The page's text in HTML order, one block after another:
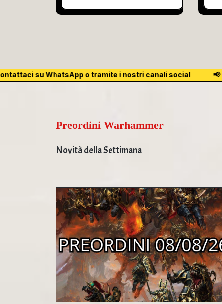
su WhatsApp o tramite i nostri canali social 📢
Preordini Warhammer
Novità della Settimana